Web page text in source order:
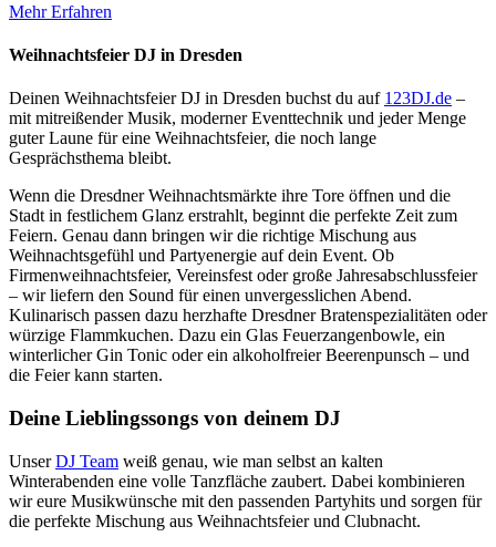
Mehr Erfahren
Weihnachtsfeier DJ in Dresden
Deinen Weihnachtsfeier DJ in Dresden buchst du auf 123DJ.de –
mit mitreißender Musik, moderner Eventtechnik und jeder Menge
guter Laune für eine Weihnachtsfeier, die noch lange
Gesprächsthema bleibt.
Wenn die Dresdner Weihnachtsmärkte ihre Tore öffnen und die
Stadt in festlichem Glanz erstrahlt, beginnt die perfekte Zeit zum
Feiern. Genau dann bringen wir die richtige Mischung aus
Weihnachtsgefühl und Partyenergie auf dein Event. Ob
Firmenweihnachtsfeier, Vereinsfest oder große Jahresabschlussfeier
– wir liefern den Sound für einen unvergesslichen Abend.
Kulinarisch passen dazu herzhafte Dresdner Bratenspezialitäten oder
würzige Flammkuchen. Dazu ein Glas Feuerzangenbowle, ein
winterlicher Gin Tonic oder ein alkoholfreier Beerenpunsch – und
die Feier kann starten.
Deine Lieblingssongs von deinem DJ
UnserDJ Team weiß genau, wie man selbst an kalten
Winterabenden eine volle Tanzfläche zaubert. Dabei kombinieren
wir eure Musikwünsche mit den passenden Partyhits und sorgen für
die perfekte Mischung aus Weihnachtsfeier und Clubnacht.